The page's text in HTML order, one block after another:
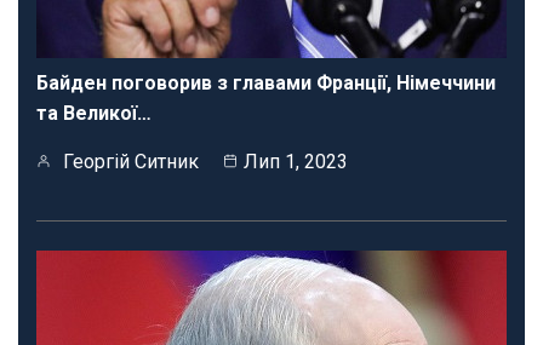
Байден поговорив з главами Франції, Німеччини
та Великої…
Георгій Ситник Лип 1, 2023